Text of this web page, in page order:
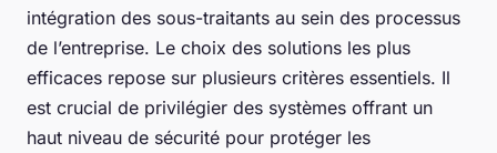
intégration des sous-traitants au sein des processus
de l’entreprise. Le choix des solutions les plus
efficaces repose sur plusieurs critères essentiels. Il
est crucial de privilégier des systèmes offrant un
haut niveau de sécurité pour protéger les